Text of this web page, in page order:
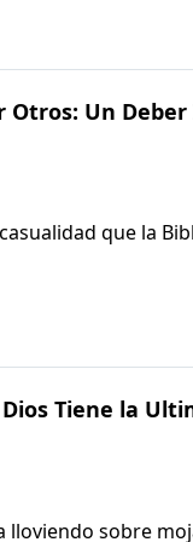
Otros: Un Deber
que la Biblia contenga
comun y
Tiene la
que el dolor y el sufrimiento se han